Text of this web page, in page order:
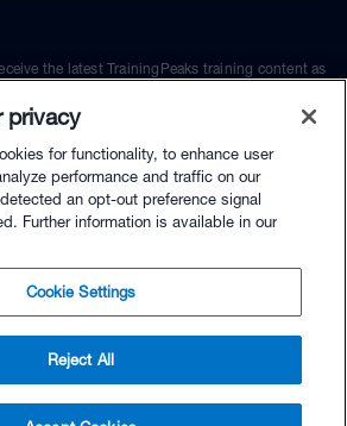
$199.00 - Buy Now
the latest TrainingPeaks training content as
privacy
for functionality, to enhance user
performance and traffic on our
an opt-out preference signal
Further information is available in our
Cookie Settings
Reject All